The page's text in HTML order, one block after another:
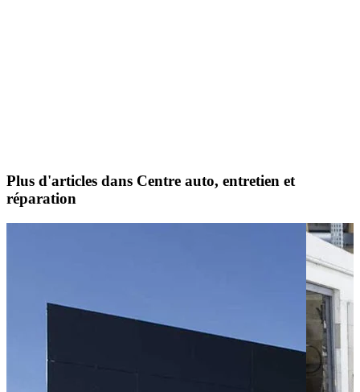
Plus d'articles dans Centre auto, entretien et
réparation